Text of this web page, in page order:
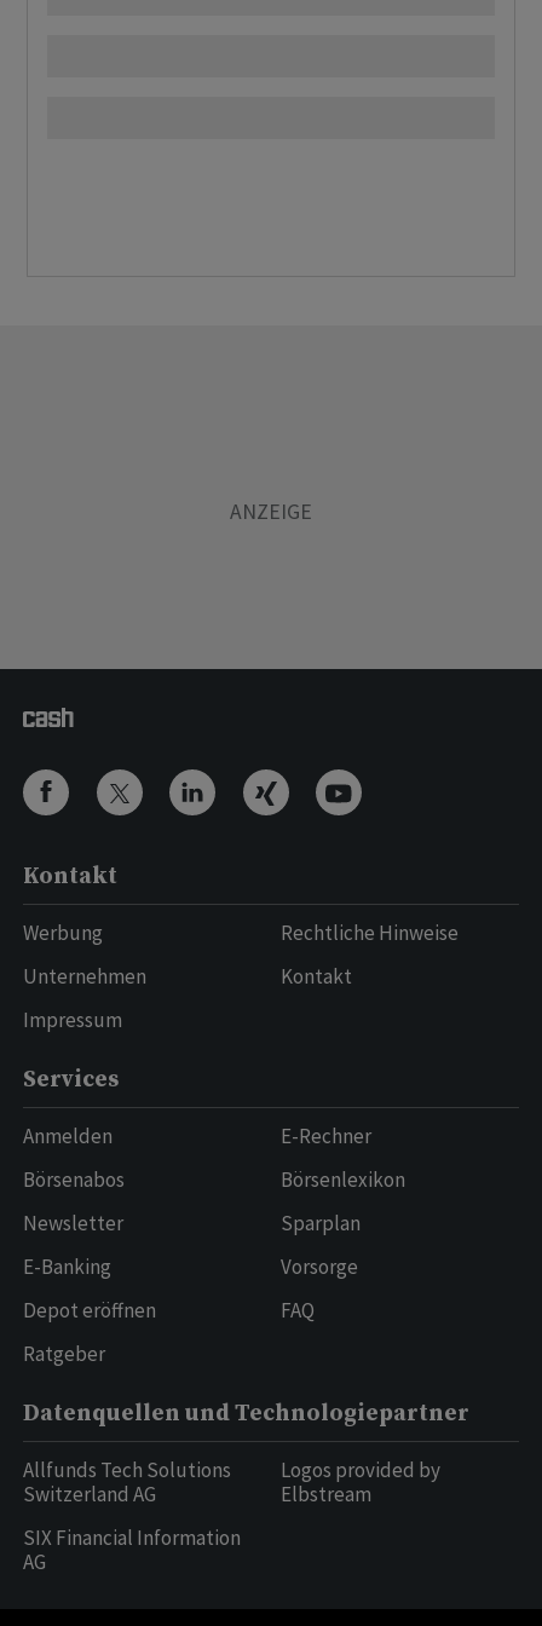
Kontakt
Werbung
Unternehmen
Impressum
Rechtliche Hinweise
Kontakt
Services
Anmelden
Börsenabos
Newsletter
E-Banking
Depot eröffnen
Ratgeber
E-Rechner
Börsenlexikon
Sparplan
Vorsorge
FAQ
Datenquellen und Technologiepartner
Allfunds Tech Solutions
Switzerland AG
SIX Financial Information
AG
Logos provided by
Elbstream